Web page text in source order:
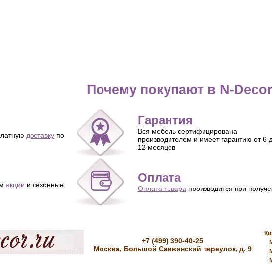
Почему покупают в N-Decor
доставку по
Гарантия
Вся мебель сертифицирована
производителем и имеет гарантию от 6
12 месяцев
акции и сезонные
Оплата
Оплата товара производится при
+7 (499) 390-40-25
Москва, Большой Саввинский переулок, д. 9